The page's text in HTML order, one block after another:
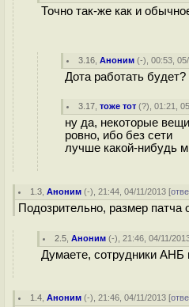
Точно так-же как и
3.16 ,Аноним (-), 00:53,
Дота работать будет?
3.17 ,тоже тот (?), 01:21,
ну да, некоторые
ровно, ибо без сети
лучше какой-нибудь
1.3 ,Аноним (-), 21:44, 04/11/2013 [
Подозрительно, размер патча
2.5 ,Аноним (-), 21:46, 04/11/
Думаете, сотрудники АНБ
1.4 ,Аноним (-), 21:46, 04/11/2013 [